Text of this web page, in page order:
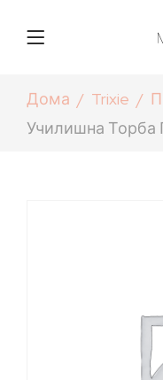
Дома Trixie
Училишна Торба